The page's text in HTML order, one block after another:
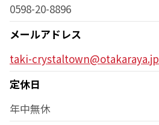
0598-20-8896
メールアドレス
taki-crystaltown@otakaraya.jp
定休日
年中無休